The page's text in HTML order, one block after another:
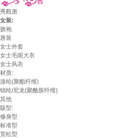
秀觀唐
女装:
旗袍
唐装
女士外套
女士毛呢大衣
女士风衣
材质:
涤纶(聚酯纤维)
锦纶/尼龙(聚酰胺纤维)
其他
版型:
修身型
标准型
宽松型